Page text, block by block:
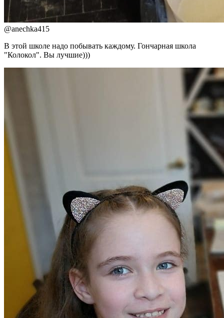
@anechka415
В этой школе надо побывать каждому. Гончарная школа
"Колокол". Вы лучшие)))